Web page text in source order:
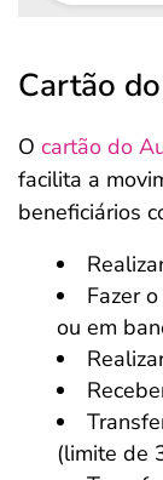
Cartão
O cartão do
facilita a
beneficiários
Fazer
ou em
(limite de